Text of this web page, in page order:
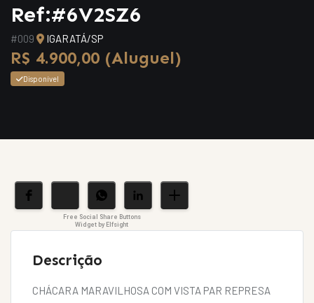
Ref:#6V2SZ6
#009 IGARATÁ/SP
R$ 4.900,00 (Aluguel)
Disponível
Free Social Share Buttons
Widget by Elfsight
Descrição
CHÁCARA MARAVILHOSA COM VISTA PAR REPRESA